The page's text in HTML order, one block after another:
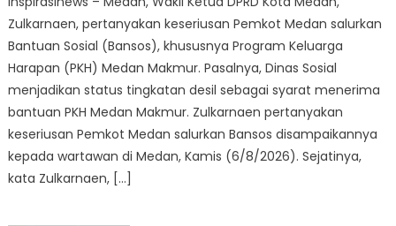
Zulkarnaen, pertanyakan keseriusan Pemkot Medan salurkan
Bantuan Sosial (Bansos), khususnya Program Keluarga
Harapan (PKH) Medan Makmur. Pasalnya, Dinas Sosial
menjadikan status tingkatan desil sebagai syarat menerima
bantuan PKH Medan Makmur. Zulkarnaen pertanyakan
keseriusan Pemkot Medan salurkan Bansos disampaikannya
kepada wartawan di Medan, Kamis (6/8/2026). Sejatinya,
kata Zulkarnaen, […]